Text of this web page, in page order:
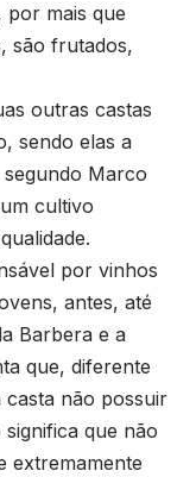
por mais que
são frutados,
outras castas
sendo elas a
Marco
cultivo
por vinhos
antes, até
Barbera e a
que, diferente
não possuir
que não
extremamente